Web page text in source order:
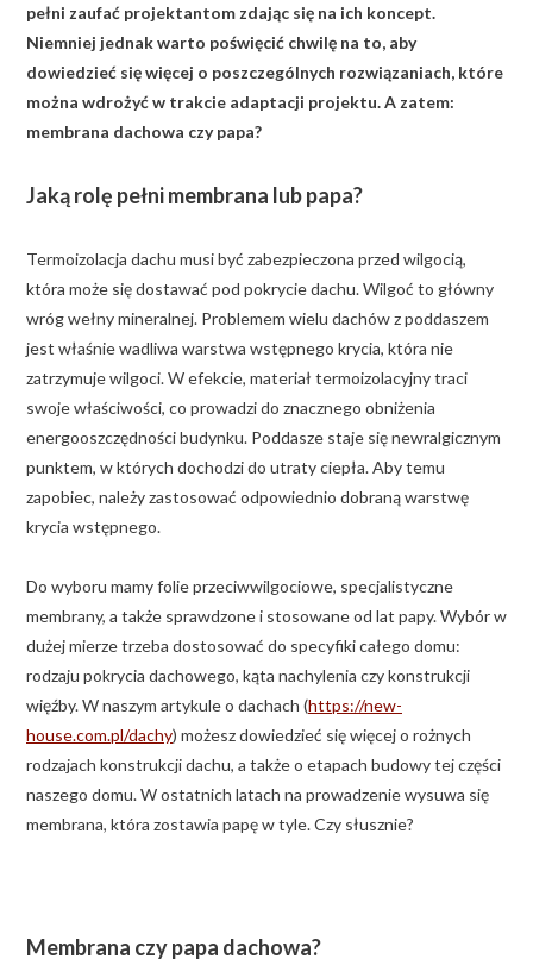
pełni zaufać projektantom zdając się na ich koncept.
Niemniej jednak warto poświęcić chwilę na to, aby
dowiedzieć się więcej o poszczególnych rozwiązaniach, które
można wdrożyć w trakcie adaptacji projektu. A zatem:
membrana dachowa czy papa?
Jaką rolę pełni membrana lub papa?
Termoizolacja dachu musi być zabezpieczona przed wilgocią,
która może się dostawać pod pokrycie dachu. Wilgoć to główny
wróg wełny mineralnej. Problemem wielu dachów z poddaszem
jest właśnie wadliwa warstwa wstępnego krycia, która nie
zatrzymuje wilgoci. W efekcie, materiał termoizolacyjny traci
swoje właściwości, co prowadzi do znacznego obniżenia
energooszczędności budynku. Poddasze staje się newralgicznym
punktem, w których dochodzi do utraty ciepła. Aby temu
zapobiec, należy zastosować odpowiednio dobraną warstwę
krycia wstępnego.
Do wyboru mamy folie przeciwwilgociowe, specjalistyczne
membrany, a także sprawdzone i stosowane od lat papy. Wybór w
dużej mierze trzeba dostosować do specyfiki całego domu:
rodzaju pokrycia dachowego, kąta nachylenia czy konstrukcji
więźby. W naszym artykule o dachach (https://new-
house.com.pl/dachy) możesz dowiedzieć się więcej o rożnych
rodzajach konstrukcji dachu, a także o etapach budowy tej części
naszego domu. W ostatnich latach na prowadzenie wysuwa się
membrana, która zostawia papę w tyle. Czy słusznie?
Membrana czy papa dachowa?